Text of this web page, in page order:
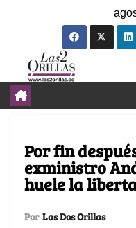
Por fin
exministro
huele la
Por Las Dos Orillas